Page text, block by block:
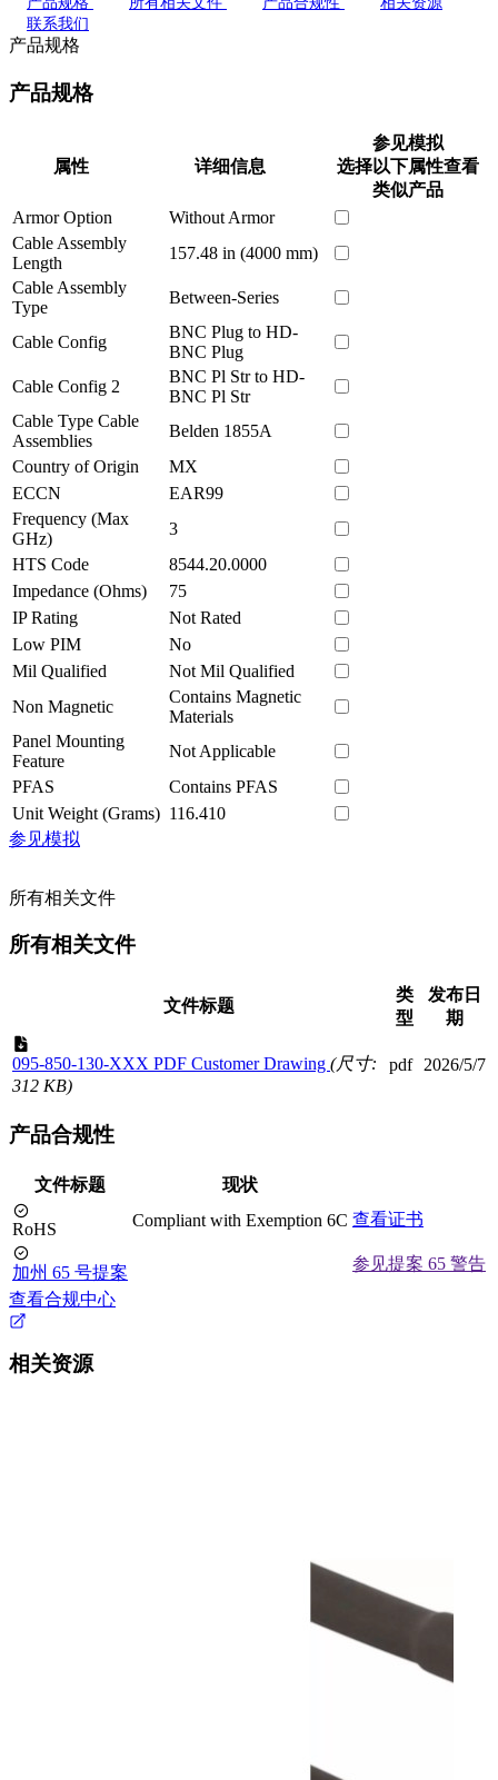
联系我们
产品规格
产品规格
属性 详细信息
参见模拟
选择以下属性查看
类似产品
Armor Option
Without Armor
Cable Assembly
Length
157.48 in (4000 mm)
Cable Assembly
Type
Between-Series
Cable Config
BNC Plug to HD-
BNC Plug
Cable Config 2
BNC Pl Str to HD-
BNC Pl Str
Cable Type Cable
Assemblies
Belden 1855A
Country of Origin
MX
ECCN
EAR99
Frequency (Max
GHz)
3
HTS Code
8544.20.0000
Impedance (Ohms)
75
IP Rating
Not Rated
Low PIM
No
Mil Qualified
Not Mil Qualified
Non Magnetic
Contains Magnetic
Materials
Panel Mounting
Feature
Not Applicable
PFAS
Contains PFAS
Unit Weight (Grams) 116.410
参见模拟
所有相关文件
所有相关文件
文件标题
类
型
发布日
期
095-850-130-XXX PDF Customer Drawing (尺寸:
312 KB)
pdf 2026/5/7
产品合规性
文件标题 现状
RoHS Compliant with Exemption 6C 查看证书
加州 65 号提案
参见提案 65 警告
查看合规中心
相关资源